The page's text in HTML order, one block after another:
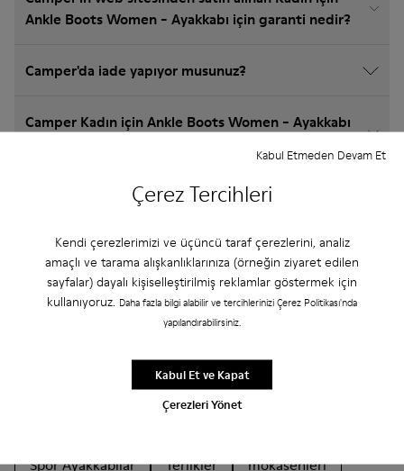
Çerez Tercihleri
Kendi çerezlerimizi ve üçüncü taraf çerezlerini, analiz
amaçlı ve tarama alışkanlıklarınıza (örneğin ziyaret edilen
sayfalar) dayalı kişiselleştirilmiş reklamlar göstermek için
kullanıyoruz. Daha fazla bilgi alabilir ve tercihlerinizi Çerez Politikası'nda
yapılandırabilirsiniz.
Çerezleri Yönet
Kabul Etmeden Devam Et
Kabul Et ve Kapat
Ankle Boots Women - Ayakkabı için garanti nedir?
Camper'da iade yapıyor musunuz?
Camper Kadın için Ankle Boots Women - Ayakkabı
Diğer Kategoriler
Sandaletler
Botlar
Balerin Modeli
Bağcıklı
Spor Ayakkabılar
Terlikler
mokasenleri